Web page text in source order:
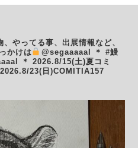
、やってる事、出展情報など、
かけは @segaaaaal ＊ #鰻
＊ 2026.8/15(土)夏コミ
2026.8/23(日)COMITIA157